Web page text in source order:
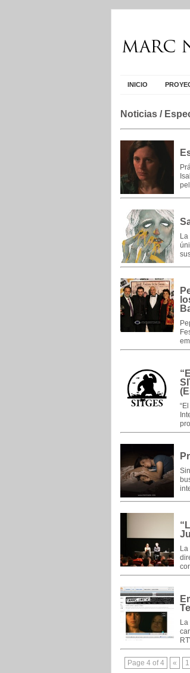
INICIO
Noticias /
Page 4 of 4 « 1